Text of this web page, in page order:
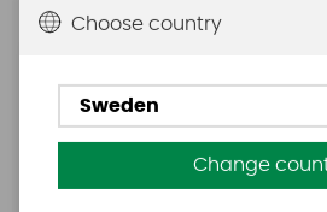
Choose country
Sweden
Change